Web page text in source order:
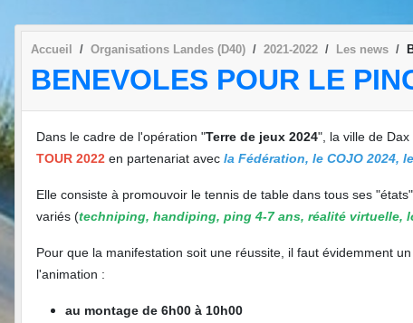
Accueil Organisations Landes (D40) 2021-2022 Les news
BENEVOLES POUR LE
Dans le cadre de l'opération "Terre de jeux 2024", la ville de
TOUR 2022 en partenariat avec la Fédération, le COJO 2024,
Elle consiste à promouvoir le tennis de table dans tous ses
variés (techniping, handiping, ping 4-7 ans, réalité virtuelle,
Pour que la manifestation soit une réussite, il faut évidemment
l'animation :
au montage de 6h00 à 10h00